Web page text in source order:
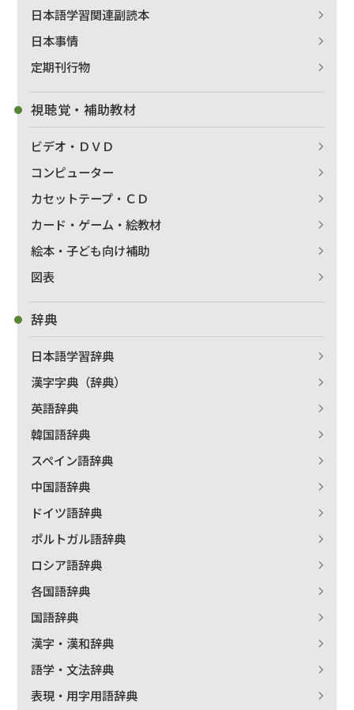
日本語学習関連副読本
日本事情
定期刊行物
視聴覚・補助教材
ビデオ・ＤＶＤ
コンピューター
カセットテープ・ＣＤ
カード・ゲーム・絵教材
絵本・子ども向け補助
図表
辞典
日本語学習辞典
漢字字典（辞典）
英語辞典
韓国語辞典
スペイン語辞典
中国語辞典
ドイツ語辞典
ポルトガル語辞典
ロシア語辞典
各国語辞典
国語辞典
漢字・漢和辞典
語学・文法辞典
表現・用字用語辞典